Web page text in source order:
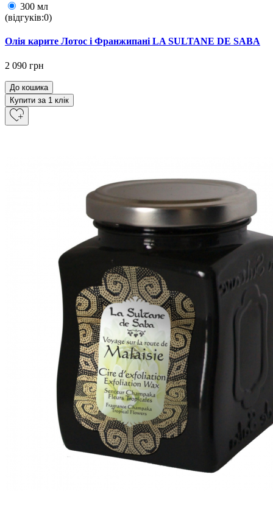
300 мл
(відгуків:0)
Олія карите Лотос і Франжипані LA SULTANE DE SABA
2 090 грн
До кошика
Купити за 1 клiк